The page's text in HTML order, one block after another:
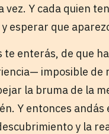
Y cada quien
esperar que
te enterás, de que
imposible de
la bruma de la
Y entonces andás
y la